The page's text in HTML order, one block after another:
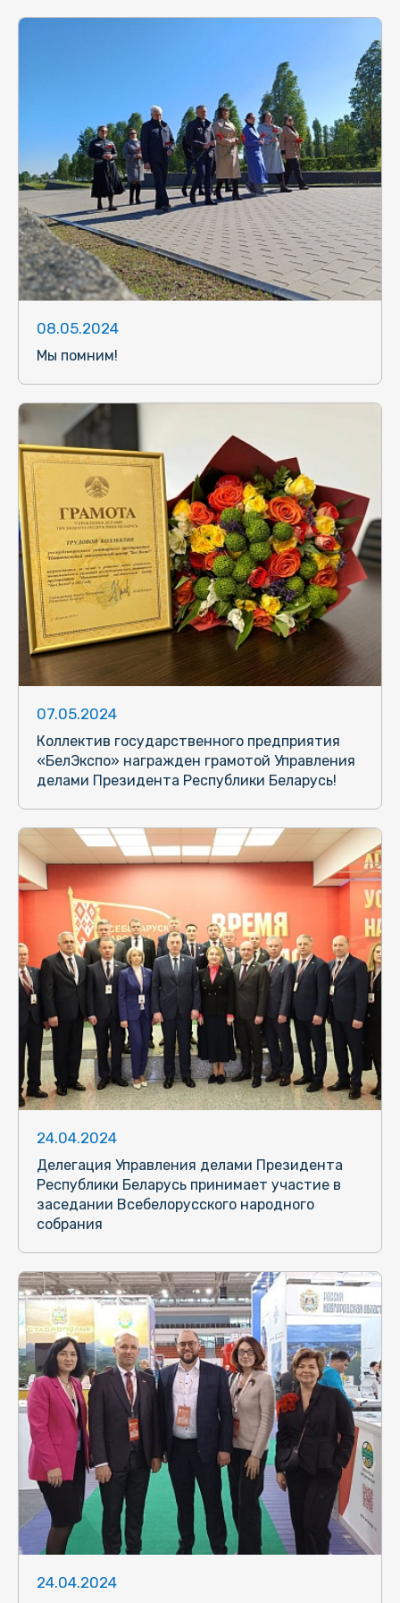
08.05.2024
Мы помним!
07.05.2024
Коллектив государственного предприятия
«БелЭкспо» награжден грамотой Управления
делами Президента Республики Беларусь!
24.04.2024
Делегация Управления делами Президента
Республики Беларусь принимает участие в
заседании Всебелорусского народного
собрания
24.04.2024